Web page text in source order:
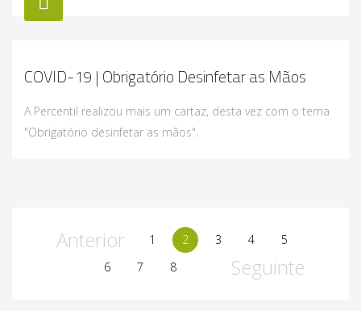
COVID-19 | Obrigatório Desinfetar as Mãos
A Percentil realizou mais um cartaz, desta vez com o tema
"Obrigatório desinfetar as mãos".
Anterior 1 2 3 4
5
6
7 8 Seguinte